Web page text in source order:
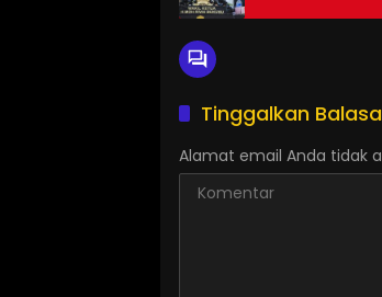
Tinggalkan
Alamat email Anda tidak